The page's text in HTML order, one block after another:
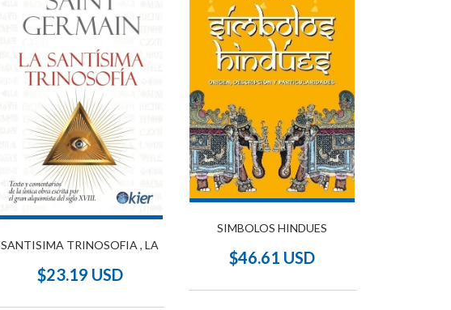
SANTISIMA TRINOSOFIA , LA
$23.19 USD
SIMBOLOS HINDUES
$46.61 USD